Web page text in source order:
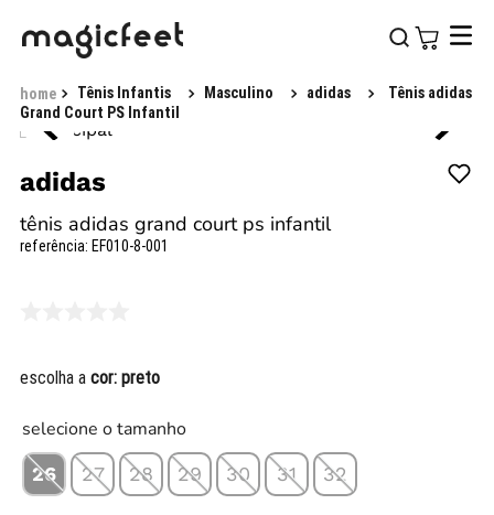
Tênis Infantis Masculino adidas
Tênis adidas
Grand Court PS Infantil
adidas
tênis adidas grand court ps infantil
referência: EF010-8-001
escolha a cor: preto
selecione o tamanho
26 27 28 29 30 31 32